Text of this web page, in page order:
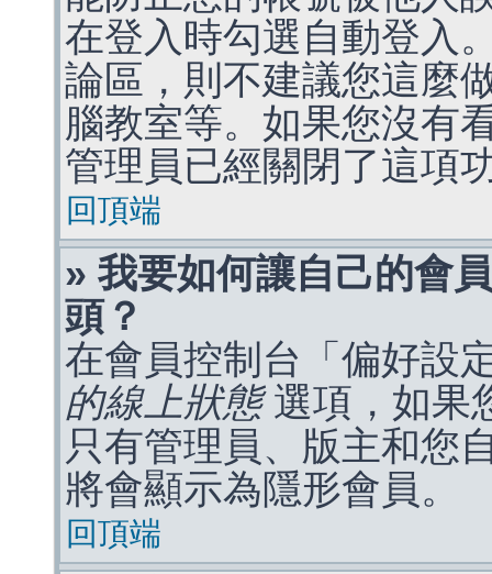
在登入時勾選自動登入
論區，則不建議您這麼
腦教室等。如果您沒有
管理員已經關閉了這項
回頂端
» 我要如何讓自己的會
頭？
在會員控制台「偏好設
的線上狀態選項，如果
只有管理員、版主和您
將會顯示為隱形會員。
回頂端